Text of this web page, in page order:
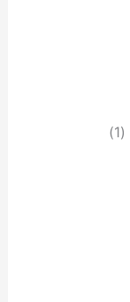
(1)